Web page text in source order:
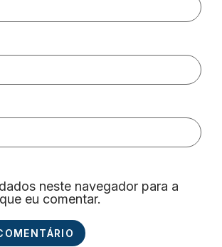
neste navegador para a
eu comentar.